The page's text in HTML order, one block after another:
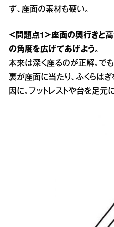
ず、座面の素材も硬い。
＜問題点1＞座面の奥行きと
の角度を広げてあげよう。
本来は深く座るのが正解。で
裏が座面に当たり、ふくらは
因に。フットレストや台を足